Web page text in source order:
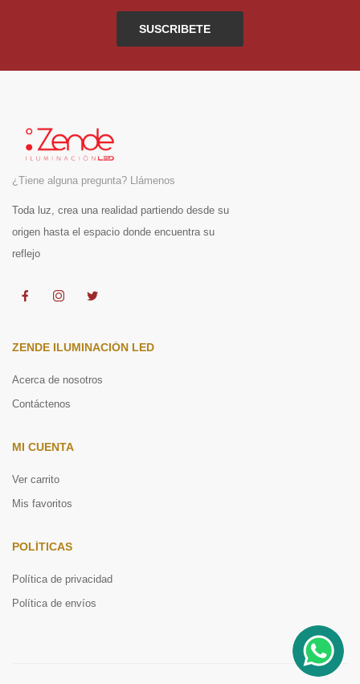
SUSCRIBETE
¿Tiene alguna pregunta? Llámenos
Toda luz, crea una realidad partiendo desde su
origen hasta el espacio donde encuentra su
reflejo
ZENDE ILUMINACIÓN LED
Acerca de nosotros
Contáctenos
MI CUENTA
Ver carrito
Mis favoritos
POLÍTICAS
Política de privacidad
Política de envíos